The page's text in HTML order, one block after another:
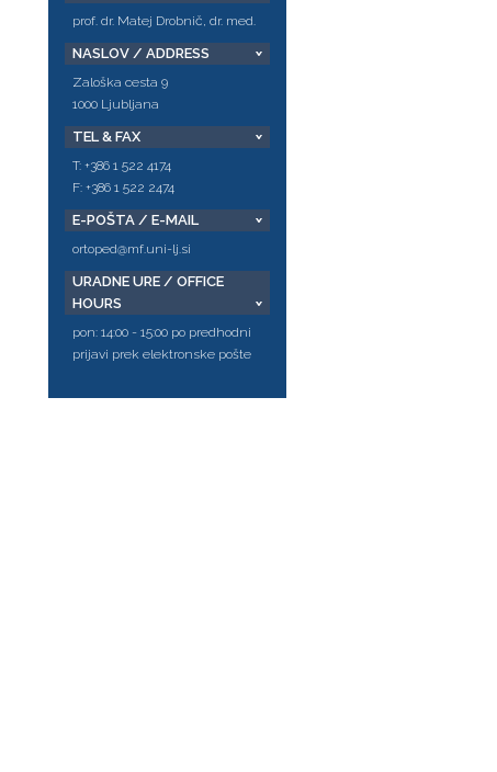
prof. dr. Matej Drobnič, dr. med.
NASLOV / ADDRESS
Zaloška cesta 9
1000 Ljubljana
TEL & FAX
T: +386 1 522 4174
F: +386 1 522 2474
E-POŠTA / E-MAIL
ortoped@mf.uni-lj.si
URADNE URE / OFFICE
HOURS
pon: 14:00 - 15:00 po predhodni
prijavi prek elektronske pošte